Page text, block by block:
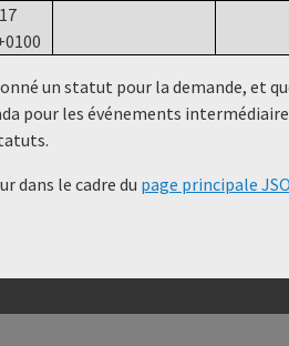
un statut ​​pour la demande, et
pour les événements
dans le cadre du page principale